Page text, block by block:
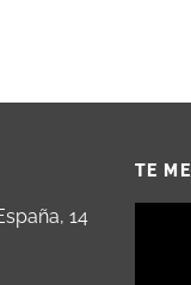
14
TE